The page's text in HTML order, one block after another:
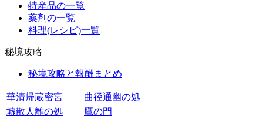
特産品の一覧
薬剤の一覧
料理(レシピ)一覧
秘境攻略
秘境攻略と報酬まとめ
華清帰蔵密宮
曲径通幽の処
墟散人離の処
鷹の門